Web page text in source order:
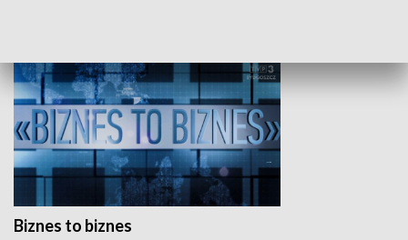
Biznes to biznes